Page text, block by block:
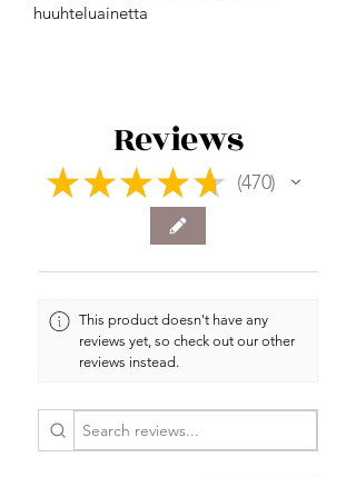
huuhteluainetta
Reviews
★ ★ ★ ★ ★ 470
470
This product doesn't have any
reviews yet, so check out our other
reviews instead.